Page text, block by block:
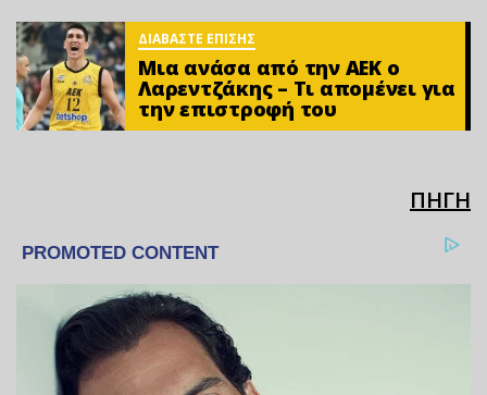
ΔΙΑΒΑΣΤΕ ΕΠΙΣΗΣ
Μια ανάσα από την ΑΕΚ ο
Λαρεντζάκης – Τι απομένει για
την επιστροφή του
ΠΗΓΗ